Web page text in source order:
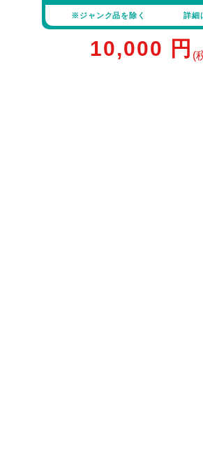
※ジャンク品を除く 詳細
10,000 円 (